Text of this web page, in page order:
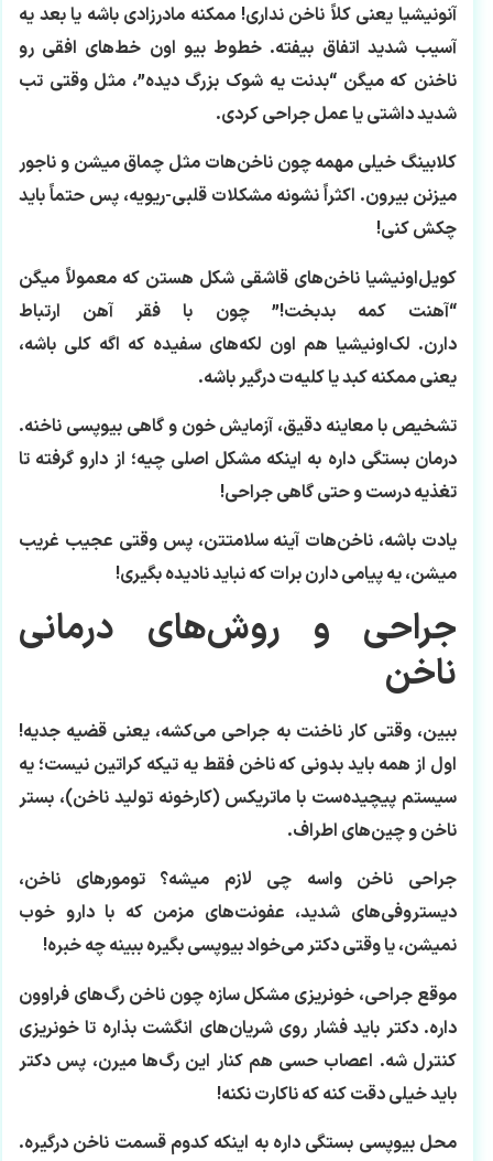
آنونیشیایعنی کلاً ناخن نداری! ممکنه مادرزادی باشه یا بعد یه
آسیب شدید اتفاق بیفته.خطوط بیو اون خط‌های افقی رو
ناخنن که میگن “بدنت یه شوک بزرگ دیده”، مثل وقتی تب
شدید داشتی یا عمل جراحی کردی.
کلابینگخیلی مهمه چون ناخن‌هات مثل چماق میشن و ناجور
میزنن بیرون. اکثراً نشونه مشکلات قلبی-ریویه، پس حتماً باید
چکش کنی!
کویل‌اونیشیاناخن‌های قاشقی شکل هستن که معمولاً میگن
“آهنت کمه بدبخت!” چون با فقر آهن ارتباط
دارن.لک‌اونیشیاهم اون لکه‌های سفیده که اگه کلی باشه،
یعنی ممکنه کبد یا کلیه‌ت درگیر باشه.
تشخیص با معاینه دقیق، آزمایش خون و گاهی بیوپسی ناخنه.
درمان بستگی داره به اینکه مشکل اصلی چیه؛ از دارو گرفته تا
تغذیه درست و حتی گاهی جراحی!
یادت باشه، ناخن‌هات آینه سلامتتن، پس وقتی عجیب غریب
میشن، یه پیامی دارن برات که نباید نادیده بگیری!
جراحی و روش‌های درمانی
ناخن
ببین، وقتی کار ناخنت به جراحی می‌کشه، یعنی قضیه جدیه!
اول از همه باید بدونی که ناخن فقط یه تیکه کراتین نیست؛ یه
سیستم پیچیده‌ست با ماتریکس (کارخونه تولید ناخن)، بستر
ناخن و چین‌های اطراف.
جراحی ناخن واسه چی لازم میشه؟ تومورهای ناخن،
دیستروفی‌های شدید، عفونت‌های مزمن که با دارو خوب
نمیشن، یا وقتی دکتر می‌خواد بیوپسی بگیره ببینه چه خبره!
موقع جراحی، خونریزی مشکل سازه چون ناخن رگ‌های فراوون
داره. دکتر باید فشار روی شریان‌های انگشت بذاره تا خونریزی
کنترل شه. اعصاب حسی هم کنار این رگ‌ها میرن، پس دکتر
باید خیلی دقت کنه که ناکارت نکنه!
محل بیوپسی بستگی داره به اینکه کدوم قسمت ناخن درگیره.